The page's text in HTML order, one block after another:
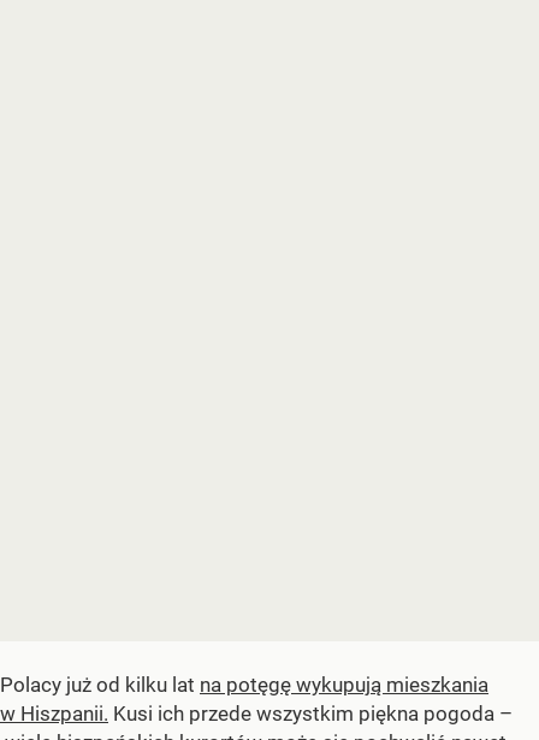
Polacy już od kilku lat na potęgę wykupują mieszkania
w Hiszpanii. Kusi ich przede wszystkim piękna pogoda –